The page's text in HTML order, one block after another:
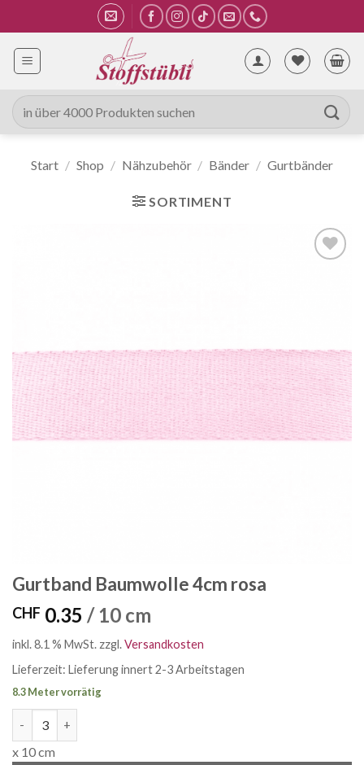
Inhalt
springen
Suche
nach:
Start / Shop / Nähzubehör / Bänder / Gurtbänder
SORTIMENT
Gurtband Baumwolle 4cm rosa
CHF 0.35 / 10 cm
inkl. 8.1 % MwSt. zzgl.Versandkosten
Lieferzeit: Lieferung innert 2-3 Arbeitstagen
8.3 Meter vorrätig
x 10 cm